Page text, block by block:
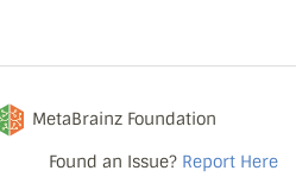
MetaBrainz Foundation
Found an Issue? Report Here